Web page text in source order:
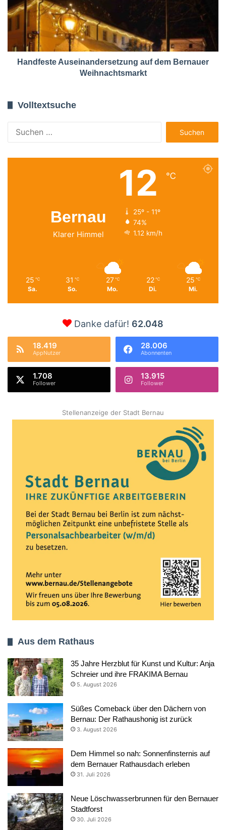
Handfeste Auseinandersetzung auf dem Bernauer
Weihnachtsmarkt
Volltextsuche
nach:
Bernau
Klarer Himmel
12 ℃
25º - 11º
74%
1.12 km/h
25 ℃
Sa.
31 ℃
So.
27 ℃
Mo.
22 ℃
Di.
25 ℃
Mi.
Danke dafür! 62.048
18.419
AppNutzer
28.006
Abonnenten
1.708
Follower
13.915
Follower
Stellenanzeige der Stadt Bernau
Aus dem Rathaus
35 Jahre Herzblut für Kunst und Kultur: Anja
Schreier und ihre FRAKIMA Bernau
5. August 2026
Süßes Comeback über den Dächern von
Bernau: Der Rathaushonig ist zurück
3. August 2026
Dem Himmel so nah: Sonnenfinsternis auf
dem Bernauer Rathausdach erleben
31. Juli 2026
Neue Löschwasserbrunnen für den Bernauer
Stadtforst
30. Juli 2026